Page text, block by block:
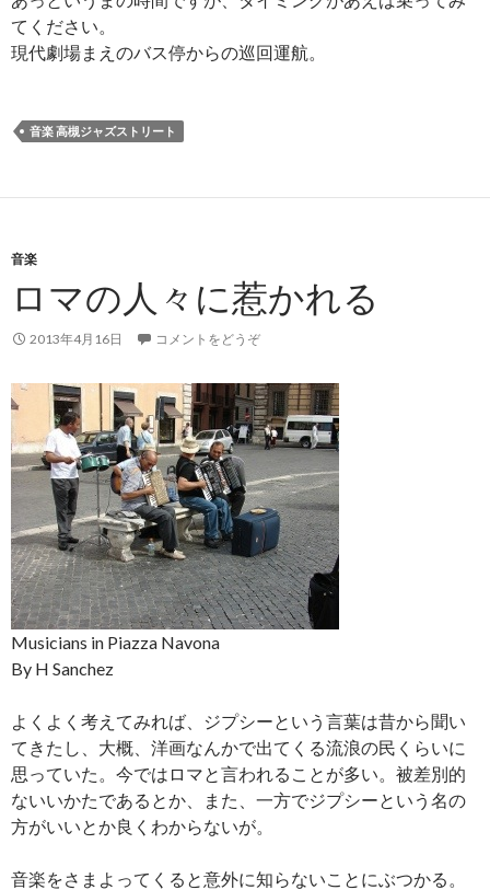
てください。
現代劇場まえのバス停からの巡回運航。
音楽 高槻ジャズストリート
音楽
ロマの人々に惹かれる
2013年4月16日 コメントをどうぞ
Musicians in Piazza Navona
By H Sanchez
よくよく考えてみれば、ジプシーという言葉は昔から聞い
てきたし、大概、洋画なんかで出てくる流浪の民くらいに
思っていた。今ではロマと言われることが多い。被差別的
ないいかたであるとか、また、一方でジプシーという名の
方がいいとか良くわからないが。
音楽をさまよってくると意外に知らないことにぶつかる。